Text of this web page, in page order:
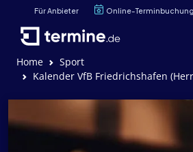
Für Anbieter Online-
Home
Sport
Kalender VfB Friedrichshafen